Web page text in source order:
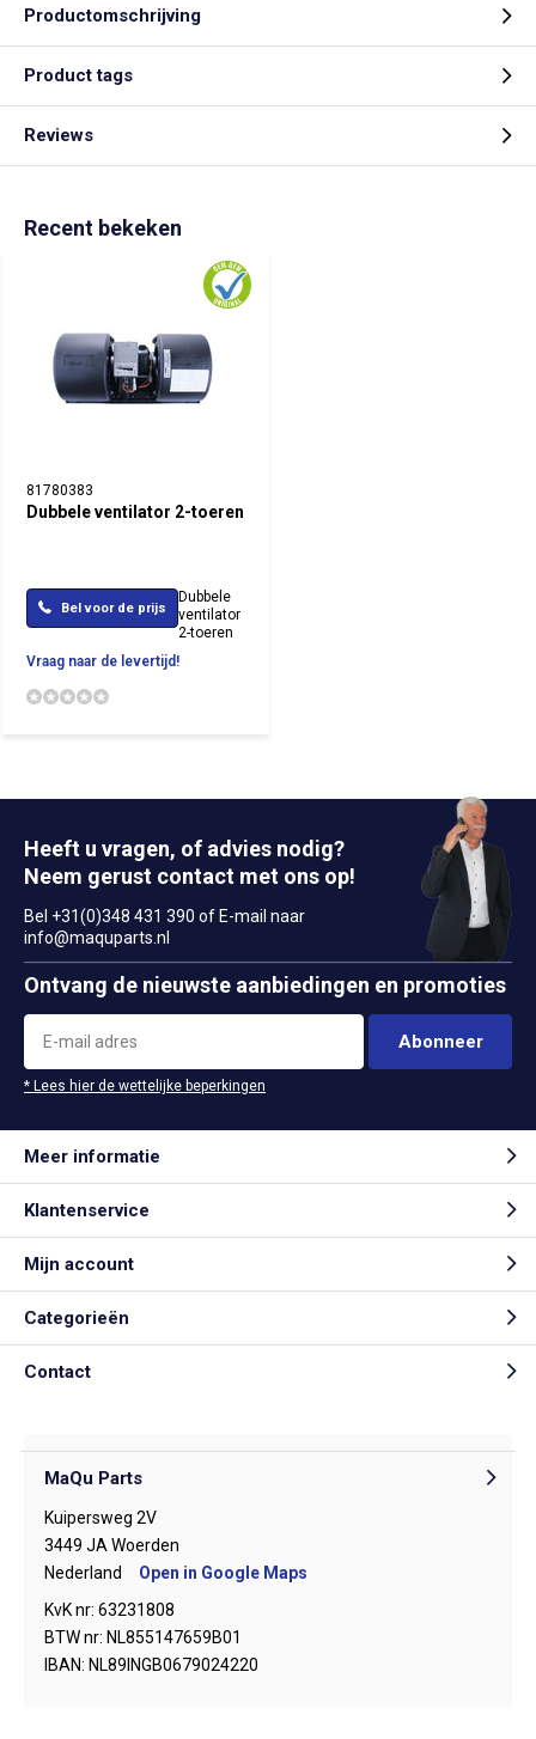
Productomschrijving
Product tags
Reviews
Recent bekeken
81780383
Dubbele ventilator 2-toeren
Bel voor de prijs
Dubbele
ventilator
2-toeren
Vraag naar de levertijd!
Heeft u vragen, of advies nodig?
Neem gerust contact met ons op!
Bel +31(0)348 431 390 of E-mail naar
info@maquparts.nl
Ontvang de nieuwste aanbiedingen en promoties
Abonneer
* Lees hier de wettelijke beperkingen
Meer informatie
Klantenservice
Mijn account
Categorieën
Contact
MaQu Parts
Kuipersweg 2V
3449 JA Woerden
Nederland
Open in Google Maps
KvK nr: 63231808
BTW nr: NL855147659B01
IBAN: NL89INGB0679024220